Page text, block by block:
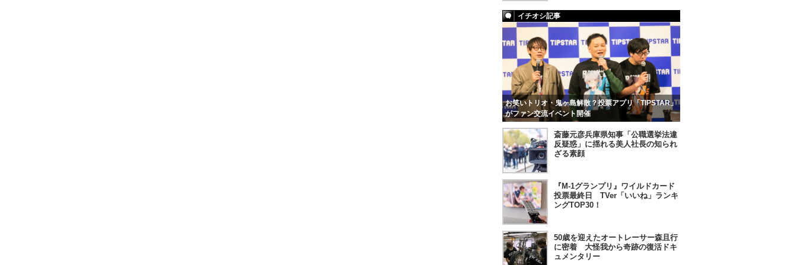
イチオシ記事
お笑いトリオ・鬼ヶ島解散？投票アプリ「TIPSTAR」
がファン交流イベント開催
斎藤元彦兵庫県知事「公職選挙法違
反疑惑」に揺れる美人社長の知られ
ざる素顔
『M-1グランプリ』ワイルドカード
投票最終日 TVer「いいね」ランキ
ングTOP30！
50歳を迎えたオートレーサー森且行
に密着 大怪我から奇跡の復活ドキ
ュメンタリー